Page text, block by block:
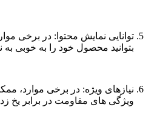
بتوانید محصول خود را به خوبی به
ویژگی های مقاومت در برابر یخ